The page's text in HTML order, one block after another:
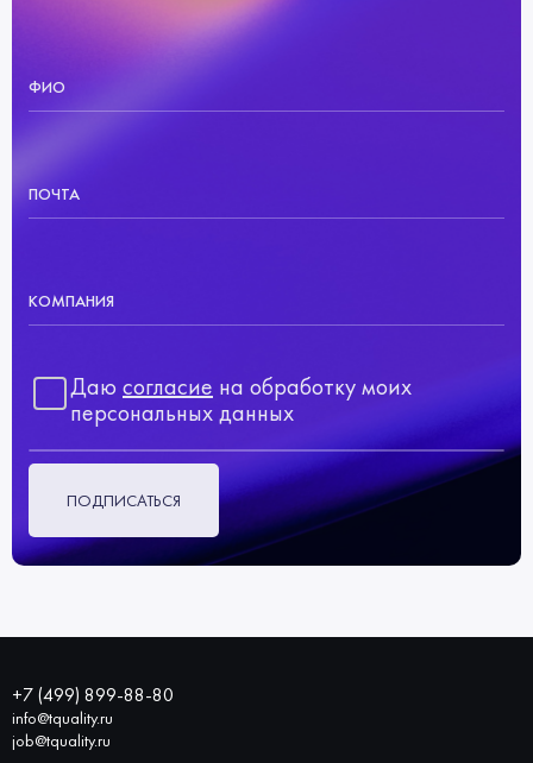
ФИО
ПОЧТА
КОМПАНИЯ
Даю согласие на обработку моих
персональных данных
ПОДПИСАТЬСЯ
+7 (499) 899-88-80
info@tquality.ru
job@tquality.ru